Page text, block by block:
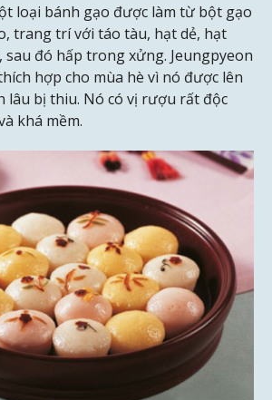
loại bánh gạo được làm từ bột gạo
trang trí với táo tàu, hạt dẻ, hạt
sau đó hấp trong xửng. Jeungpyeon
hợp cho mùa hè vì nó được lên
lâu bị thiu. Nó có vị rượu rất độc
khá mềm.